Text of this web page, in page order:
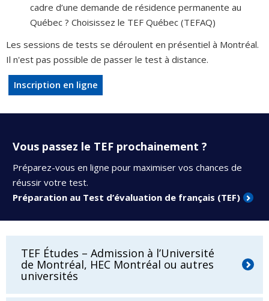
cadre d’une demande de résidence permanente au
Québec ? Choisissez le TEF Québec (TEFAQ)
Les sessions de tests se déroulent en présentiel à Montréal.
Il n'est pas possible de passer le test à distance.
Inscription en ligne
Vous passez le TEF prochainement ?
Préparez-vous en ligne pour maximiser vos chances de
réussir votre test.
Préparation au Test d’évaluation de français (TEF)
TEF Études – Admission à l’Université
de Montréal, HEC Montréal ou autres
universités